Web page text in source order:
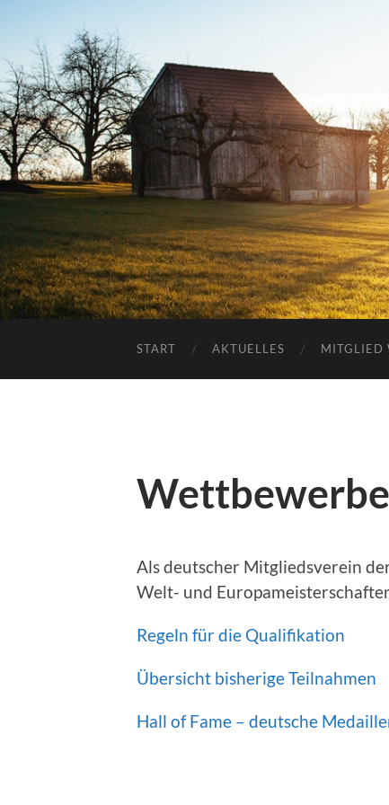
START AKTUELLES MITGLIED
Wettbewerbe
Als deutscher Mitgliedsverein
Welt- und
Regeln für die Qualifikation
Übersicht bisherige Teilnahmen
Hall of Fame – deutsche